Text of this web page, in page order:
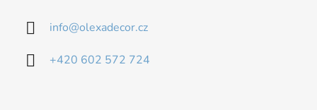
info@olexadecor.cz
+420 602 572 724